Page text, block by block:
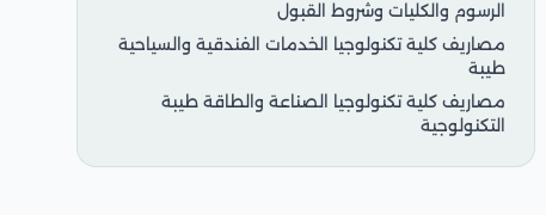
الرسوم والكليات وشروط القبول
مصاريف كلية تكنولوجيا الخدمات الفندقية والسياحية
طيبة
مصاريف كلية تكنولوجيا الصناعة والطاقة طيبة
التكنولوجية